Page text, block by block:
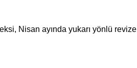
Nisan ayında yukarı yönlü revize